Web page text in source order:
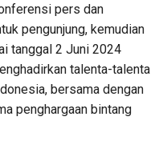
pers dan
pengunjung, kemudian
tanggal 2 Juni 2024
talenta-talenta
bersama dengan
penghargaan bintang